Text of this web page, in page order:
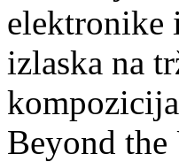
elektronike
izlaska na
Beyond